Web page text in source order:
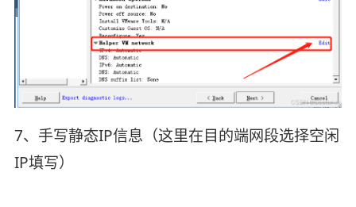
7、手写静态IP信息（这里在目的端网段选择空闲
IP填写）